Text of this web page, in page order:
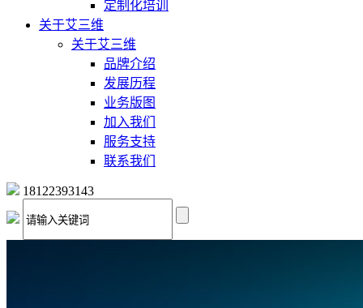
定制化培训
关于艾三维
关于艾三维
品牌介绍
发展历程
业务版图
加入我们
服务支持
联系我们
18122393143